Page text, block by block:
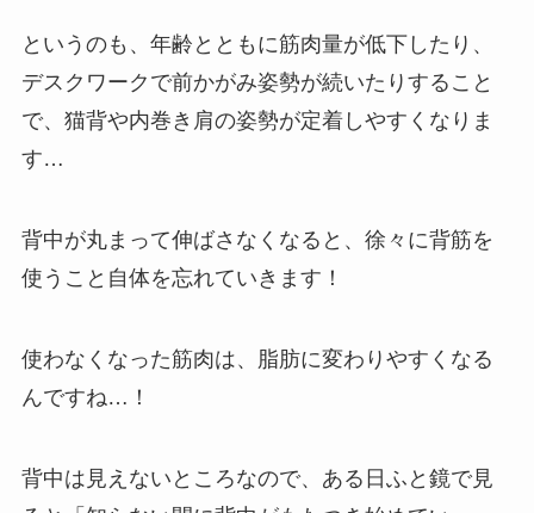
というのも、年齢とともに筋肉量が低下したり、
デスクワークで前かがみ姿勢が続いたりすること
で、猫背や内巻き肩の姿勢が定着しやすくなりま
す…
背中が丸まって伸ばさなくなると、徐々に背筋を
使うこと自体を忘れていきます！
使わなくなった筋肉は、脂肪に変わりやすくなる
んですね…！
背中は見えないところなので、ある日ふと鏡で見